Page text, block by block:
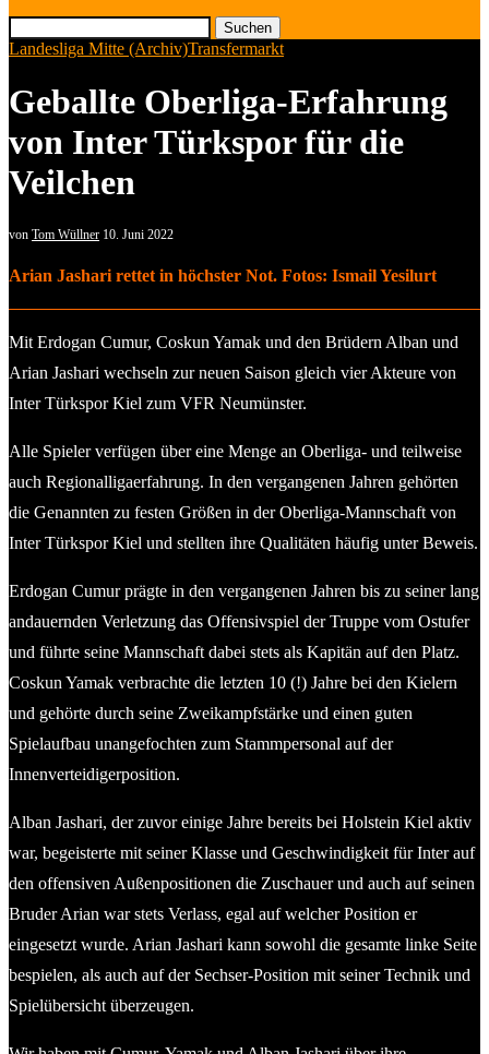
Suchen
Landesliga Mitte (Archiv)Transfermarkt
Geballte Oberliga-Erfahrung
von Inter Türkspor für die
Veilchen
von Tom Wüllner 10. Juni 2022
Arian Jashari rettet in höchster Not. Fotos: Ismail Yesilurt
Mit Erdogan Cumur, Coskun Yamak und den Brüdern Alban und
Arian Jashari wechseln zur neuen Saison gleich vier Akteure von
Inter Türkspor Kiel zum VFR Neumünster.
Alle Spieler verfügen über eine Menge an Oberliga- und teilweise
auch Regionalligaerfahrung. In den vergangenen Jahren gehörten
die Genannten zu festen Größen in der Oberliga-Mannschaft von
Inter Türkspor Kiel und stellten ihre Qualitäten häufig unter Beweis.
Erdogan Cumur prägte in den vergangenen Jahren bis zu seiner lang
andauernden Verletzung das Offensivspiel der Truppe vom Ostufer
und führte seine Mannschaft dabei stets als Kapitän auf den Platz.
Coskun Yamak verbrachte die letzten 10 (!) Jahre bei den Kielern
und gehörte durch seine Zweikampfstärke und einen guten
Spielaufbau unangefochten zum Stammpersonal auf der
Innenverteidigerposition.
Alban Jashari, der zuvor einige Jahre bereits bei Holstein Kiel aktiv
war, begeisterte mit seiner Klasse und Geschwindigkeit für Inter auf
den offensiven Außenpositionen die Zuschauer und auch auf seinen
Bruder Arian war stets Verlass, egal auf welcher Position er
eingesetzt wurde. Arian Jashari kann sowohl die gesamte linke Seite
bespielen, als auch auf der Sechser-Position mit seiner Technik und
Spielübersicht überzeugen.